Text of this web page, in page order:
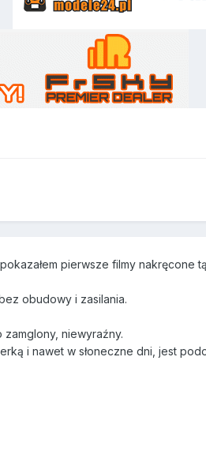
pierwsze filmy
obudowy i zasilania.
niewyraźny.
i nawet w słoneczne dni, jest